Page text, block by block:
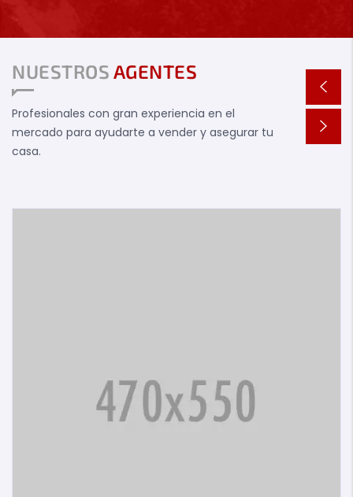
NUESTROS AGENTES
Profesionales con gran experiencia en el
mercado para ayudarte a vender y asegurar tu
casa.